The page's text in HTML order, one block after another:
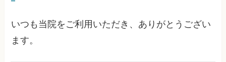
いつも当院をご利用いただき、ありがとうござい
ます。